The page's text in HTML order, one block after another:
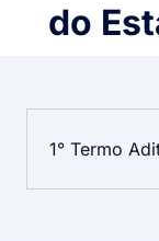
do
DA
PARCERIA
1° Termo